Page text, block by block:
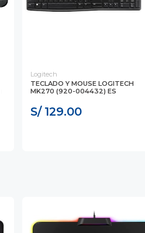
Logitech
TECLADO Y MOUSE LOGITECH
MK270 (920-004432) ES
S/ 129.00